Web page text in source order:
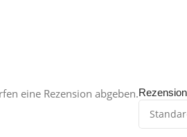
eine Rezension abgeben.